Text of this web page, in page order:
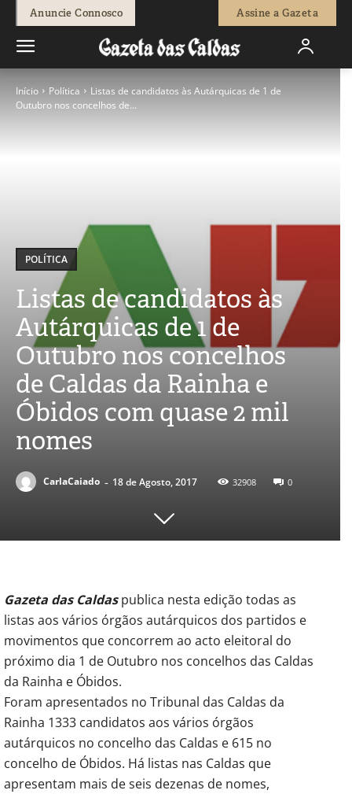
Anuncie Connosco Assine a Gazeta
Início Política
Listas de candidatos às Autárquicas de 1 de
Outubro nos concelhos de...
POLÍTICA
Listas de candidatos às
Autárquicas de 1 de
Outubro nos concelhos
de Caldas da Rainha e
Óbidos com quase 2 mil
nomes
CarlaCaiado - 18 de Agosto, 2017 32908 0
Gazeta das Caldaspublica nesta edição todas as
listas aos vários órgãos autárquicos dos partidos e
movimentos que concorrem ao acto eleitoral do
próximo dia 1 de Outubro nos concelhos das Caldas
da Rainha e Óbidos.
Foram apresentados no Tribunal das Caldas da
Rainha 1333 candidatos aos vários órgãos
autárquicos no concelho das Caldas e 615 no
concelho de Óbidos. Há listas nas Caldas que
apresentam mais de seis dezenas de nomes,